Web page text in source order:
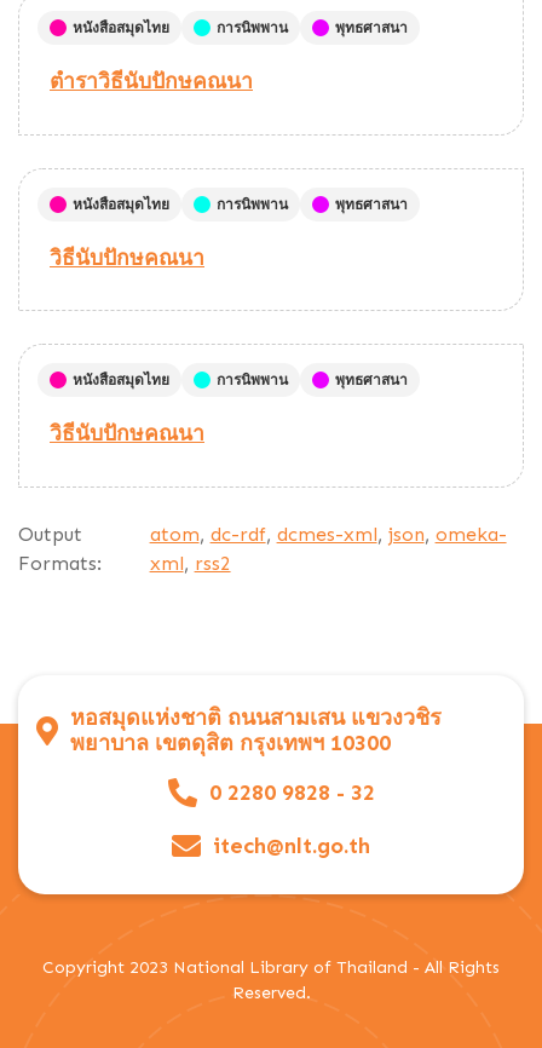
หนังสือสมุดไทย การนิพพาน พุทธศาสนา
ตำราวิธีนับปักษคณนา
หนังสือสมุดไทย การนิพพาน พุทธศาสนา
วิธีนับปักษคณนา
หนังสือสมุดไทย การนิพพาน พุทธศาสนา
วิธีนับปักษคณนา
Output
Formats:
atom, dc-rdf, dcmes-xml, json, omeka-
xml, rss2
หอสมุดแห่งชาติ ถนนสามเสน แขวงวชิร
พยาบาล เขตดุสิต กรุงเทพฯ 10300
0 2280 9828 - 32
itech@nlt.go.th
Copyright 2023 National Library of Thailand - All Rights
Reserved.